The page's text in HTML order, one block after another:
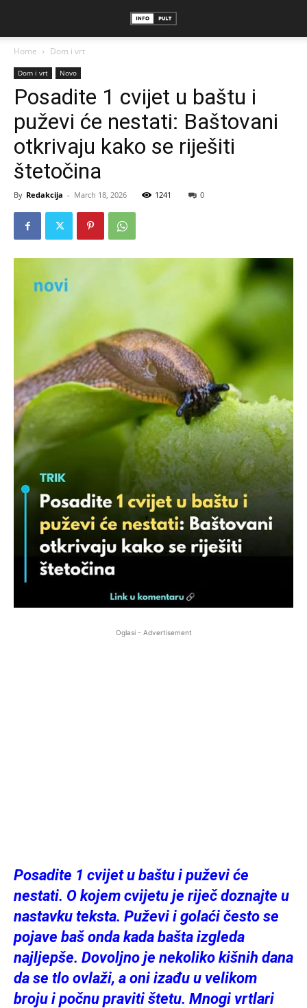
Home Dom i vrt
Dom i vrt Novo
Posadite 1 cvijet u baštu i
puževi će nestati: Baštovani
otkrivaju kako se riješiti
štetočina
By Redakcija - March 18, 2026 1241 0
Oglasi - Advertisement
Posadite 1 cvijet u baštu i puževi će
nestati. O kojem cvijetu je riječ doznajte u
nastavku teksta. Puževi i golaći često se
pojave baš onda kada bašta izgleda
najljepše. Dovoljno je nekoliko kišnih dana
da se tlo ovlaži, a oni izađu u velikom
broju i počnu praviti štetu. Mnogi vrtlari